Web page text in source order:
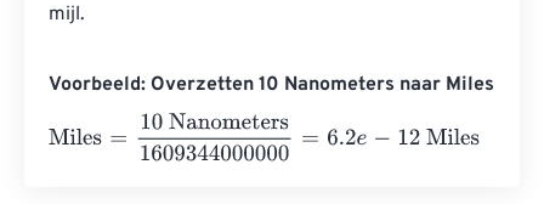
mijl.
Voorbeeld: Overzetten 10 Nanometers naar Miles
Miles
10 Nanometers1609344000000 = 6.2 e-12